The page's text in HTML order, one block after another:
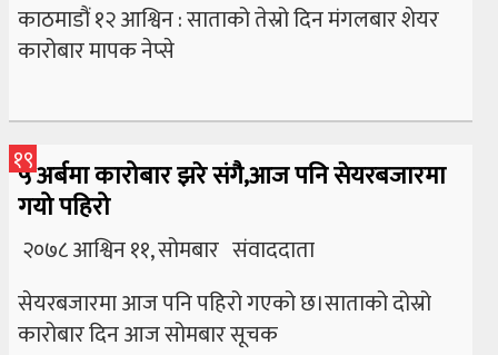
काठमाडौं १२ आश्विन : साताको तेस्रो दिन मंगलबार शेयर
कारोबार मापक नेप्से
१९
५ अर्बमा कारोबार झरे संगै,आज पनि सेयरबजारमा
गयो पहिरो
२०७८ आश्विन ११, सोमबार संवाददाता
सेयरबजारमा आज पनि पहिरो गएको छ।साताको दोस्रो
कारोबार दिन आज सोमबार सूचक